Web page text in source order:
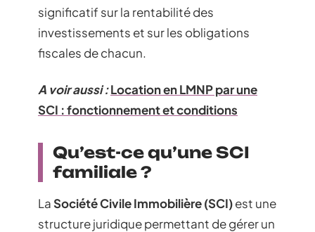
significatif sur la rentabilité des
investissements et sur les obligations
fiscales de chacun.
A voir aussi :Location en LMNP par une
SCI : fonctionnement et conditions
Qu’est-ce qu’une SCI
familiale ?
La Société Civile Immobilière (SCI)est une
structure juridique permettant de gérer un